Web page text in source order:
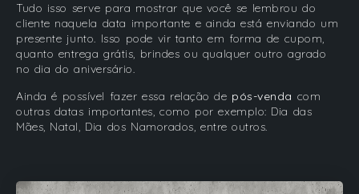
Tudo isso serve para mostrar que você se lembrou do
cliente naquela data importante e ainda está enviando um
presente junto. Isso pode vir tanto em forma de cupom,
quanto entrega grátis, brindes ou qualquer outro agrado
no dia do aniversário.
Ainda é possível fazer essa relação de pós-venda com
outras datas importantes, como por exemplo: Dia das
Mães, Natal, Dia dos Namorados, entre outros.